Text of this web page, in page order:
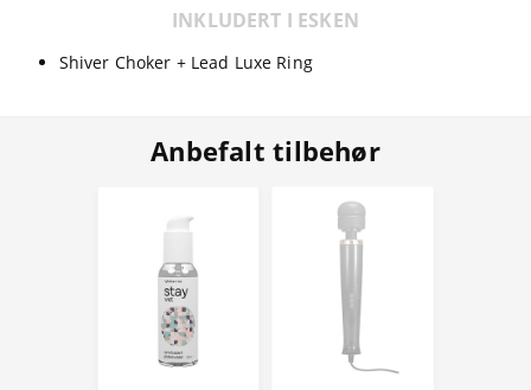
INKLUDERT I ESKEN
Shiver Choker + Lead Luxe Ring
Anbefalt tilbehør